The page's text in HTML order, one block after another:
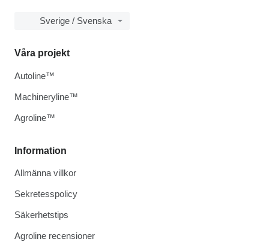
Sverige / Svenska
Information
Allmänna villkor
Sekretesspolicy
Säkerhetstips
Agroline recensioner
Våra projekt
Autoline™
Machineryline™
Agroline™